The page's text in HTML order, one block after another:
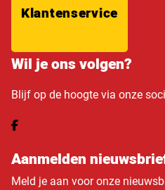
Klantenservice
Wil je ons volgen?
Blijf op de hoogte via onze
Aanmelden
Meld je aan voor onze